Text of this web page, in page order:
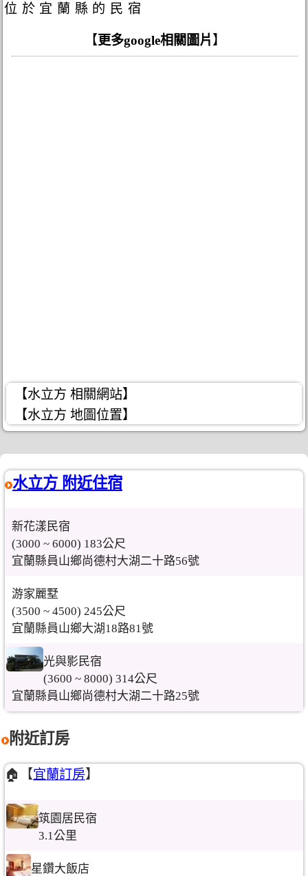
位於宜蘭縣的民宿
【更多google相關圖片 】
【水立方 相關網站】
【水立方 地圖位置】
水立方 附近住宿
新花漾民宿
(3000 ~ 6000) 183公尺
宜蘭縣員山鄉尚德村大湖二十路56號
游家麗墅
(3500 ~ 4500) 245公尺
宜蘭縣員山鄉大湖18路81號
光與影民宿
(3600 ~ 8000) 314公尺
宜蘭縣員山鄉尚德村大湖二十路25號
附近訂房
🏠【宜蘭訂房】
筑園居民宿
3.1公里
星鑽大飯店